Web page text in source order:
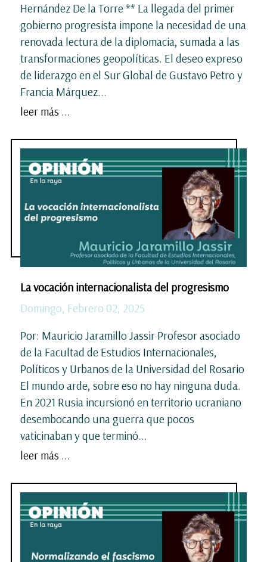
Hernández De la Torre ** La llegada del primer
gobierno progresista impone la necesidad de una
renovada lectura de la diplomacia, sumada a las
transformaciones geopolíticas. El deseo expreso
de liderazgo en el Sur Global de Gustavo Petro y
Francia Márquez...
leer más ...
La vocación internacionalista del progresismo
Domingo, Febrero 02, 2025
Por: Mauricio Jaramillo Jassir Profesor asociado
de la Facultad de Estudios Internacionales,
Políticos y Urbanos de la Universidad del Rosario
El mundo arde, sobre eso no hay ninguna duda.
En 2021 Rusia incursionó en territorio ucraniano
desembocando una guerra que pocos
vaticinaban y que terminó...
leer más ...